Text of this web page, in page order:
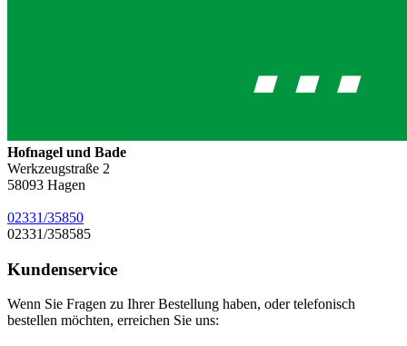
Hofnagel und Bade
Werkzeugstraße 2
58093 Hagen
02331/35850
02331/358585
Kundenservice
Wenn Sie Fragen zu Ihrer Bestellung haben, oder telefonisch
bestellen möchten, erreichen Sie uns: